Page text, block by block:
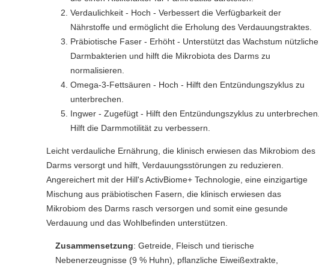
Verdaulichkeit - Hoch - Verbessert die Verfügbarkeit der
Nährstoffe und ermöglicht die Erholung des Verdauungstraktes.
Präbiotische Faser - Erhöht - Unterstützt das Wachstum
Darmbakterien und hilft die Mikrobiota des Darms zu
normalisieren.
Omega-3-Fettsäuren - Hoch - Hilft den Entzündungszyklus zu
unterbrechen.
Ingwer - Zugefügt - Hilft den Entzündungszyklus zu
Hilft die Darmmotilität zu verbessern.
Leicht verdauliche Ernährung, die klinisch erwiesen das Mikrobiom des
Darms versorgt und hilft, Verdauungsstörungen zu reduzieren.
Angereichert mit der Hill's ActivBiome+ Technologie, eine einzigartige
Mischung aus präbiotischen Fasern, die klinisch erwiesen das
Mikrobiom des Darms rasch versorgen und somit eine gesunde
Verdauung und das Wohlbefinden unterstützen.
Zusammensetzung:Getreide, Fleisch und tierische
Nebenerzeugnisse (9 % Huhn), pflanzliche Eiweißextrakte,